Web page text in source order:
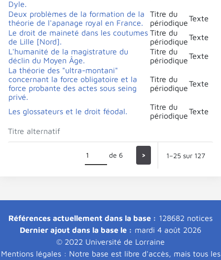
Titre alternatif
Dyle.
Deux problèmes de la formation de la
théorie de l'apanage royal en France.
Titre du
périodiqueTexte
Le droit de maineté dans les coutumes
de Lille [Nord].
Titre du
périodiqueTexte
L'humanité de la magistrature du
déclin du Moyen Âge.
Titre du
périodiqueTexte
La théorie des "ultra-montani"
concernant la force obligatoire et la
force probante des actes sous seing
privé.
Titre du
périodiqueTexte
Les glossateurs et le droit féodal.
Titre du
périodiqueTexte
de 6 > 1–25 sur 127
Références actuellement dans la base : 128682 notices
Dernier ajout dans la base le : mardi 4 août 2026
© 2022 Université de Lorraine
Mentions légales : Notre base est libre d'accès, mais tous les